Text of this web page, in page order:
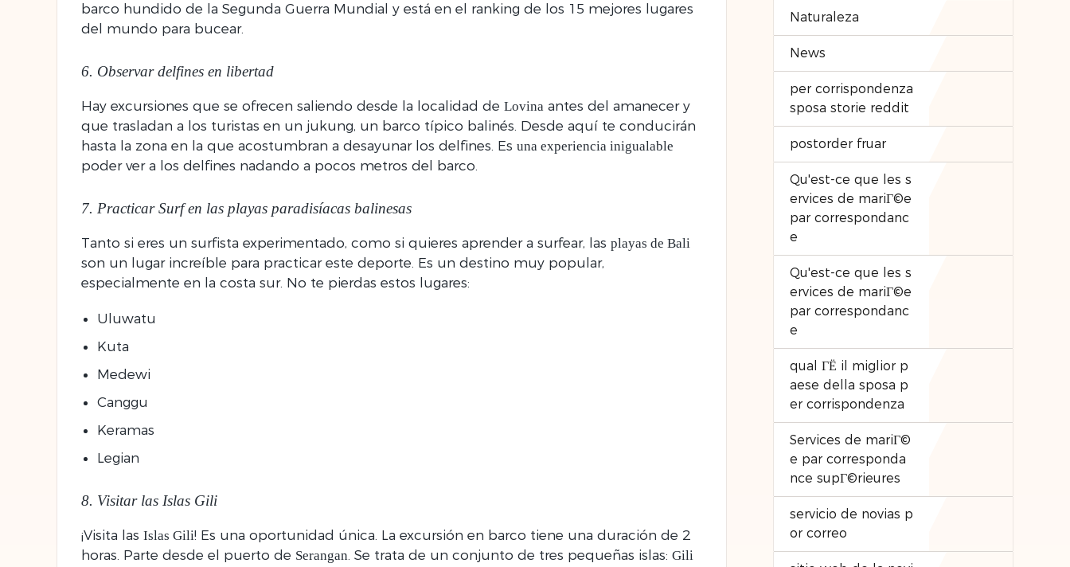
barco hundido de la Segunda Guerra Mundial y está en el ranking de los 15 mejores lugares
del mundo para bucear.
6. Observar delfines en libertad
Hay excursiones que se ofrecen saliendo desde la localidad de Lovina antes del amanecer y
que trasladan a los turistas en un jukung, un barco típico balinés. Desde aquí te conducirán
hasta la zona en la que acostumbran a desayunar los delfines. Es una experiencia inigualable
poder ver a los delfines nadando a pocos metros del barco.
7. Practicar Surf en las playas paradisíacas balinesas
Tanto si eres un surfista experimentado, como si quieres aprender a surfear, las playas de Bali
son un lugar increíble para practicar este deporte. Es un destino muy popular,
especialmente en la costa sur. No te pierdas estos lugares:
Uluwatu
Kuta
Medewi
Canggu
Keramas
Legian
8. Visitar las Islas Gili
¡Visita las Islas Gili! Es una oportunidad única. La excursión en barco tiene una duración de 2
horas. Parte desde el puerto de Serangan. Se trata de un conjunto de tres pequeñas islas: Gili
Naturaleza
News
per corrispondenza
sposa storie reddit
postorder fruar
Qu'est-ce que les s
ervices de mariГ©e
par correspondanc
e
Qu'est-ce que les s
ervices de mariГ©e
par correspondanc
e
qual ГЁ il miglior p
aese della sposa p
er corrispondenza
Services de mariГ©
e par corresponda
nce supГ©rieures
servicio de novias p
or correo